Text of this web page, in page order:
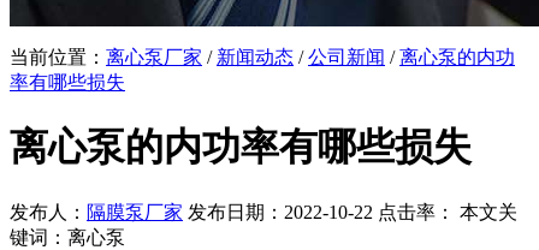
当前位置： 离心泵厂家 / 新闻动态 /公司新闻 /离心泵的内功
率有哪些损失
离心泵的内功率有哪些损失
发布人： 隔膜泵厂家 发布日期：2022-10-22 点击率：
本文关
键词：离心泵